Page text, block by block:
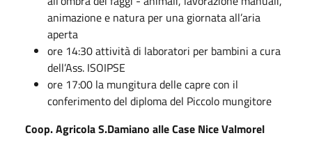
animazione e natura per una giornata all’aria
aperta
ore 14:30 attività di laboratori per bambini a cura
dell’Ass. ISOIPSE
ore 17:00 la mungitura delle capre con il
conferimento del diploma del Piccolo mungitore
Coop. Agricola S.Damiano alle Case Nice Valmorel